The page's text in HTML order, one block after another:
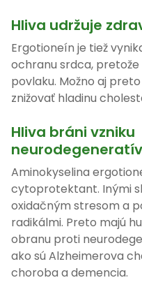
Hliva udržuje
Ergotioneín je tiež
ochranu srdca,
povlaku. Možno aj
znižovať hladinu
Hliva bráni vzniku
Aminokyselina
cytoprotektant. Inými
oxidačným stresom a
radikálmi. Preto majú
obranu proti
ako sú Alzheimerova
choroba a demencia.